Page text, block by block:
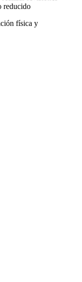
reducido
física y